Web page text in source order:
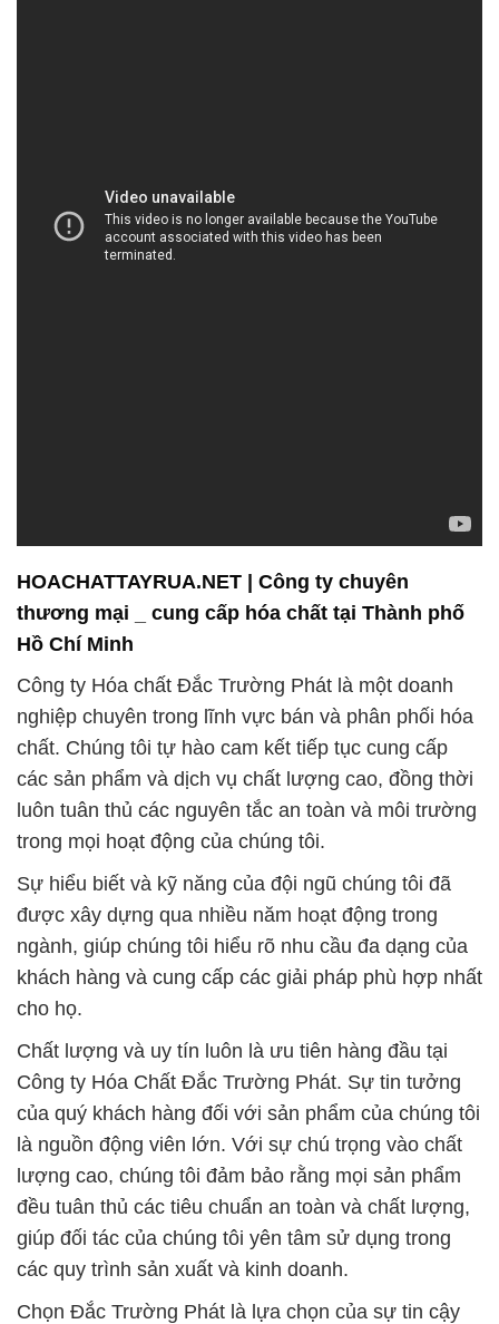
HOACHATTAYRUA.NET | Công ty chuyên
thương mại _ cung cấp hóa chất tại Thành phố
Hồ Chí Minh
Công ty Hóa chất Đắc Trường Phát là một doanh
nghiệp chuyên trong lĩnh vực bán và phân phối hóa
chất. Chúng tôi tự hào cam kết tiếp tục cung cấp
các sản phẩm và dịch vụ chất lượng cao, đồng thời
luôn tuân thủ các nguyên tắc an toàn và môi trường
trong mọi hoạt động của chúng tôi.
Sự hiểu biết và kỹ năng của đội ngũ chúng tôi đã
được xây dựng qua nhiều năm hoạt động trong
ngành, giúp chúng tôi hiểu rõ nhu cầu đa dạng của
khách hàng và cung cấp các giải pháp phù hợp nhất
cho họ.
Chất lượng và uy tín luôn là ưu tiên hàng đầu tại
Công ty Hóa Chất Đắc Trường Phát. Sự tin tưởng
của quý khách hàng đối với sản phẩm của chúng tôi
là nguồn động viên lớn. Với sự chú trọng vào chất
lượng cao, chúng tôi đảm bảo rằng mọi sản phẩm
đều tuân thủ các tiêu chuẩn an toàn và chất lượng,
giúp đối tác của chúng tôi yên tâm sử dụng trong
các quy trình sản xuất và kinh doanh.
Chọn Đắc Trường Phát là lựa chọn của sự tin cậy